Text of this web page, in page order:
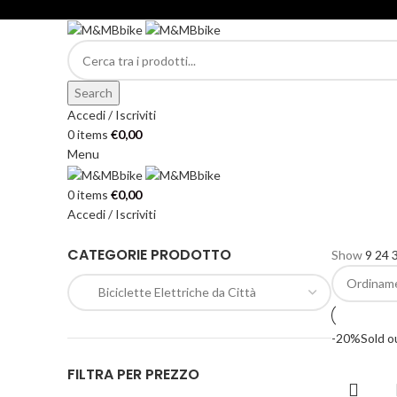
Search
Accedi / Iscriviti
0items €0,00
Menu
0items €0,00
Accedi / Iscriviti
CATEGORIE PRODOTTO
FILTRA PER PREZZO
Show9 24
-20%Sold